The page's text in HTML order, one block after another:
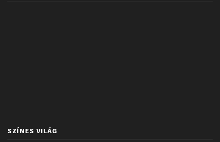
SZÍNES VILÁG